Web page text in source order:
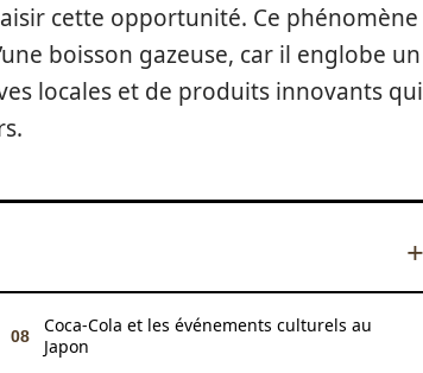
cette opportunité. Ce phénomène
boisson gazeuse, car il englobe un
locales et de produits innovants qui
Coca-Cola et les événements culturels au
Japon